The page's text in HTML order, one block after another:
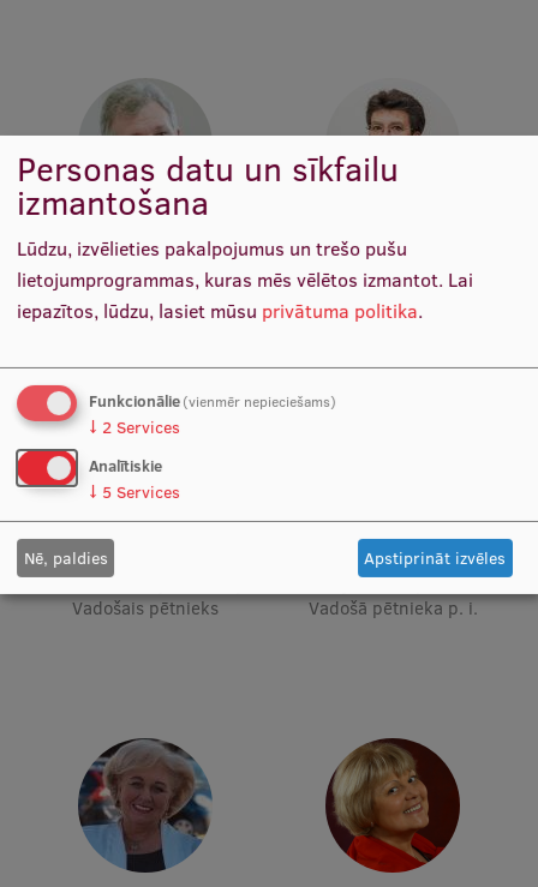
Mobilitātes programmas
Starptautiskie projekti
EURAXESS RSU kontaktpunkts
EATRIS koordinators Latvijā
Prof. PhD Ģirts Briģis
Docētājs, Vadošais pētnieks
Prof. Dr. med. Gunta Lazdāne
Docētāja, Vadošais pētnieks
Prof. Māris Taube
Katedras vadītājs, Docētājs,
Vadošais pētnieks
Prof. Renāte Ranka
Docētāja, Tenūrprofesore,
Vadošā pētnieka p. i.
Personas datu un sīkfailu
izmantošana
Lūdzu, izvēlieties pakalpojumus un trešo pušu
lietojumprogrammas, kuras mēs vēlētos izmantot. Lai
iepazītos, lūdzu, lasiet mūsu privātuma politika.
Funkcionālie(vienmēr nepieciešams)
↓ 2 Services
Analītiskie
↓ 5 Services
Nē, paldies Apstiprināt izvēles